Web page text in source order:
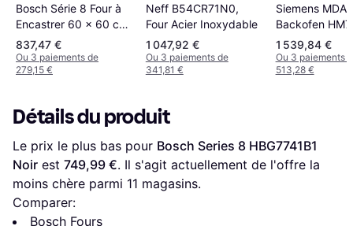
Bosch Série 8 Four à
Encastrer 60 x 60 cm
Noir
837,47 €
Ou 3 paiements de
279,15 €
Neff B54CR71N0,
Four Acier Inoxydable
1 047,92 €
Ou 3 paiements de
341,81 €
Siemens MDA
Backofen
Noir
1 539,84 €
Ou 3 paiements
513,28 €
Détails du produit
Le prix le plus bas pour Bosch Series 8 HBG7741B1
Noir est 749,99 €. Il s'agit actuellement de l'offre la
moins chère parmi 11 magasins.
Comparer:
Bosch Fours